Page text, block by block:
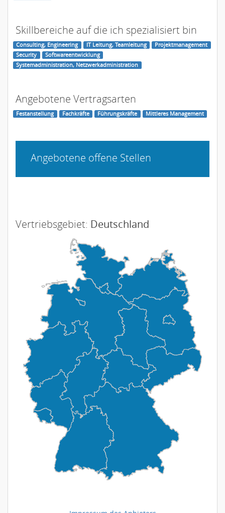
Skillbereiche auf die ich spezialisiert bin
Consulting, Engineering IT Leitung, Teamleitung
Projektmanagement
Security
Softwareentwicklung
Systemadministration, Netzwerkadministration
Angebotene Vertragsarten
Festanstellung Fachkräfte Führungskräfte Mittleres Management
Angebotene offene Stellen
Vertriebsgebiet: Deutschland